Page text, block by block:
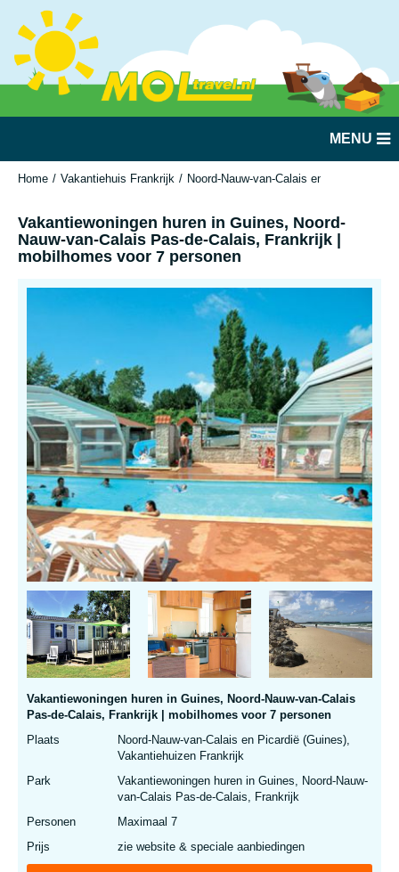
MENU
Home Vakantiehuis Frankrijk Noord-Nauw-van-Calais en Picardië
Vakantiewoningen huren in Guines, Noord-
Nauw-van-Calais Pas-de-Calais, Frankrijk |
mobilhomes voor 7 personen
Vakantiewoningen huren in Guines, Noord-Nauw-van-Calais
Pas-de-Calais, Frankrijk | mobilhomes voor 7 personen
Plaats
Noord-Nauw-van-Calais en Picardië (Guines),
Vakantiehuizen Frankrijk
Park
Vakantiewoningen huren in Guines, Noord-Nauw-
van-Calais Pas-de-Calais, Frankrijk
Personen
Maximaal 7
Prijs
zie website & speciale aanbiedingen